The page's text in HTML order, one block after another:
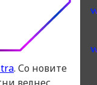
. Со новите